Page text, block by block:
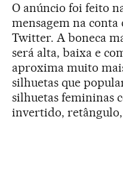
O anúncio foi feito
mensagem na
Twitter. A boneca
será alta, baixa e
aproxima muito
silhuetas que
silhuetas femininas
invertido,